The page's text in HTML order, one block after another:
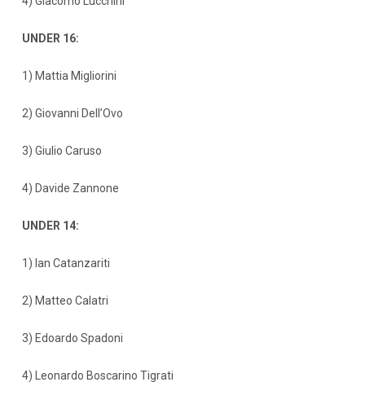
UNDER 16:
1) Mattia Migliorini
2) Giovanni Dell’Ovo
3) Giulio Caruso
4) Davide Zannone
UNDER 14:
1) Ian Catanzariti
2) Matteo Calatri
3) Edoardo Spadoni
4) Leonardo Boscarino Tigrati